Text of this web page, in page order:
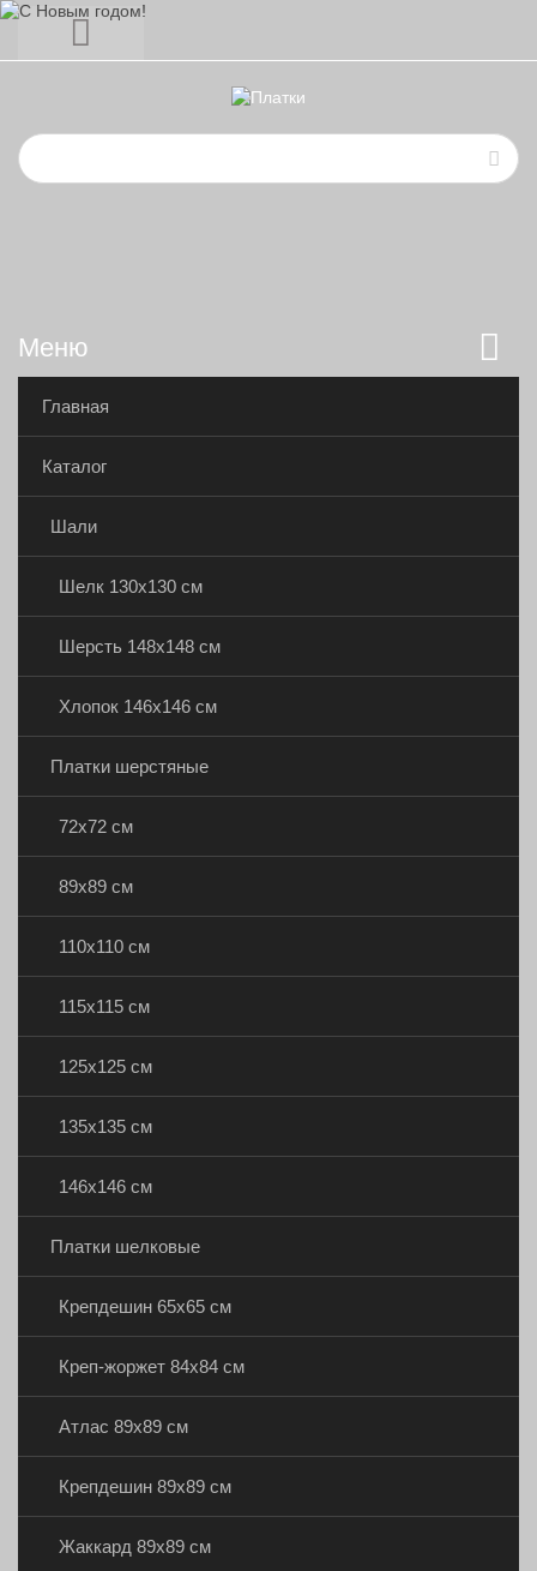
Меню
Главная
Каталог
Шали
Шелк 130х130 см
Шерсть 148х148 см
Хлопок 146х146 см
Платки шерстяные
72х72 см
89х89 см
110х110 см
115х115 см
125х125 см
135х135 см
146х146 см
Платки шелковые
Крепдешин 65х65 см
Креп-жоржет 84х84 см
Атлас 89х89 см
Крепдешин 89х89 см
Жаккард 89х89 см